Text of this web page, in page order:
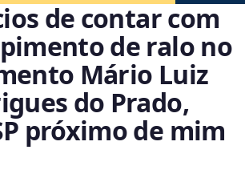
de contar com
de ralo no
Mário Luiz
do Prado,
próximo de mim